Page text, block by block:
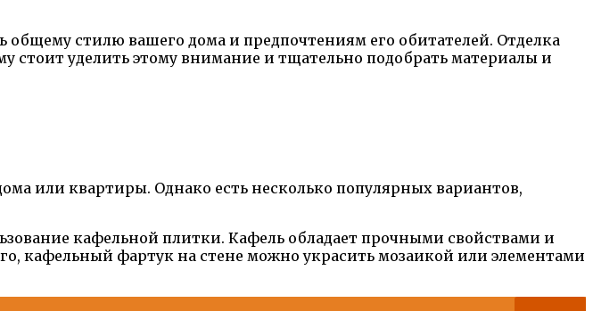
стилю вашего дома и предпочтениям его обитателей. Отделка
стоит уделить этому внимание и тщательно подобрать материалы и
или квартиры. Однако есть несколько популярных вариантов,
кафельной плитки. Кафель обладает прочными свойствами и
кафельный фартук на стене можно украсить мозаикой или элементами